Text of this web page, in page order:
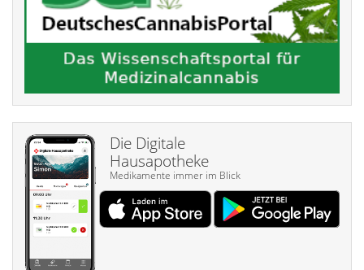
Die Digitale
Hausapotheke
Medikamente immer im Blick